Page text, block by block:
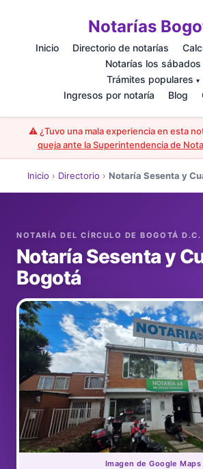
Notarías
Inicio Directorio de notarías
Notarías los sábados
Trámites populares ▾
Ingresos por notaría Blog
⚠️ ¿Tuvo una mala experiencia en esta
queja ante la Superintendencia de
Inicio › Directorio › Notaría Sesenta y
Notaría Sesenta y
Bogotá
Imagen de Google Maps